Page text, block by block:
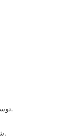
فیلترهای کابین خودرو Huachang Filter توسط نیروی کار متخصص ما با استفاده از مواد آزمایش شده با کیفیت تولید می‌شوند.
· شرکت تولیدی فیلتر هبی هواچانگ، با مسئولیت محدود، خدمات رضایت‌بخشی را برای نیازهای ارزشی مشتری ارائه می‌دهد.